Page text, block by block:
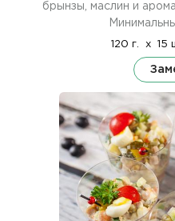
брынзы, маслин и
120 г. x 15